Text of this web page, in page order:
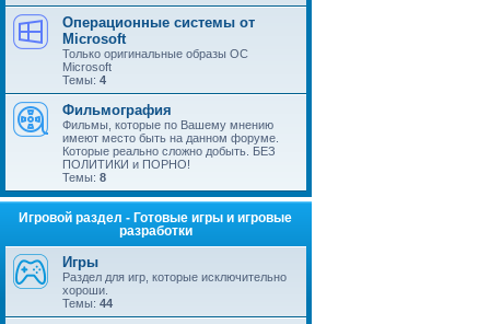
Операционные системы от
Microsoft
Только оригинальные образы ОС
Microsoft
Темы: 4
Фильмография
Фильмы, которые по Вашему мнению
имеют место быть на данном форуме.
Которые реально сложно добыть. БЕЗ
ПОЛИТИКИ и ПОРНО!
Темы: 8
Игровой раздел - Готовые игры и игровые
разработки
Игры
Раздел для игр, которые исключительно
хороши.
Темы: 44